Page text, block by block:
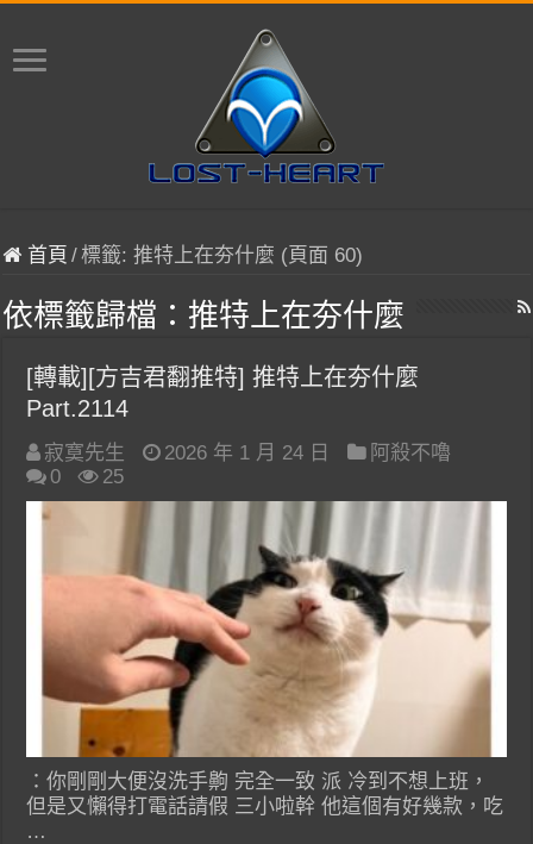
首頁 /標籤:推特上在夯什麼 (頁面 60)
依標籤歸檔： 推特上在夯什麼
[轉載][方吉君翻推特] 推特上在夯什麼
Part.2114
寂寞先生 2026 年 1 月 24 日
阿殺不嚕
0
25
：你剛剛大便沒洗手齁 完全一致 派 冷到不想上班，
但是又懶得打電話請假 三小啦幹 他這個有好幾款，吃
…